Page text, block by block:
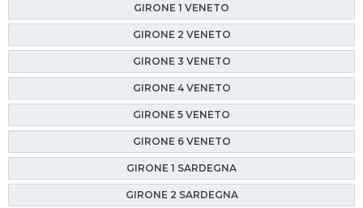
GIRONE 1 VENETO
GIRONE 2 VENETO
GIRONE 3 VENETO
GIRONE 4 VENETO
GIRONE 5 VENETO
GIRONE 6 VENETO
GIRONE 1 SARDEGNA
GIRONE 2 SARDEGNA